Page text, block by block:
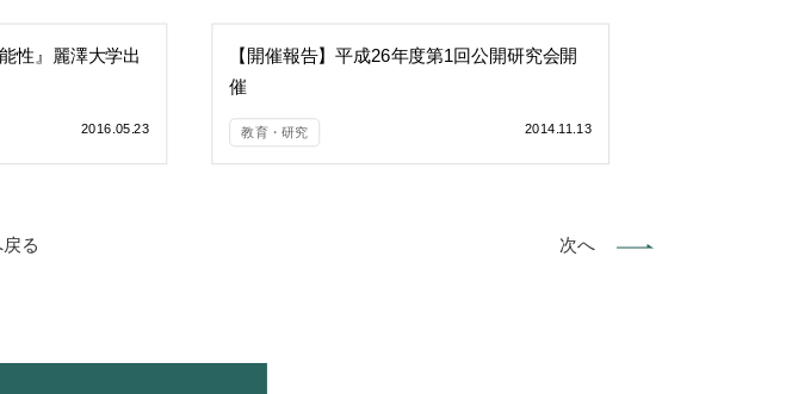
性』麗澤大学出
2016.05.23
【開催報告】平成26年度第1回公開研究会開
催
教育・研究 2014.11.13
る 次へ